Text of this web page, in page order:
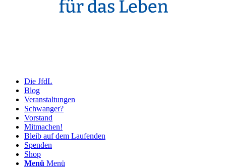
Die JfdL
Blog
Veranstaltungen
Schwanger?
Vorstand
Mitmachen!
Bleib auf dem Laufenden
Spenden
Shop
Menü Menü